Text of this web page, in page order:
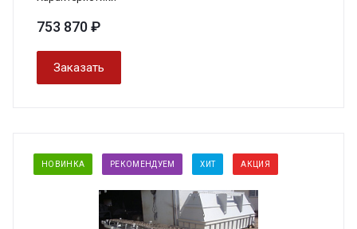
753 870 ₽
Заказать
НОВИНКА РЕКОМЕНДУЕМ ХИТ АКЦИЯ